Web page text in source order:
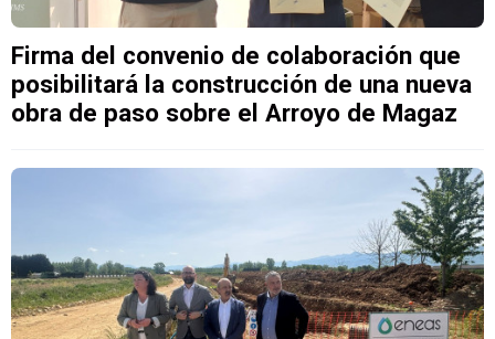
Firma del convenio de colaboración que
posibilitará la construcción de una nueva
obra de paso sobre el Arroyo de Magaz